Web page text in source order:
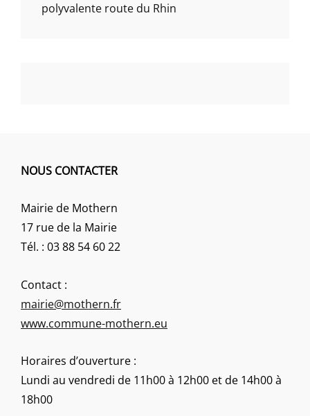
polyvalente route du Rhin
NOUS CONTACTER
Mairie de Mothern
17 rue de la Mairie
Tél. : 03 88 54 60 22
Contact :
mairie@mothern.fr
www.commune-mothern.eu
Horaires d’ouverture :
Lundi au vendredi de 11h00 à 12h00 et de 14h00 à
18h00